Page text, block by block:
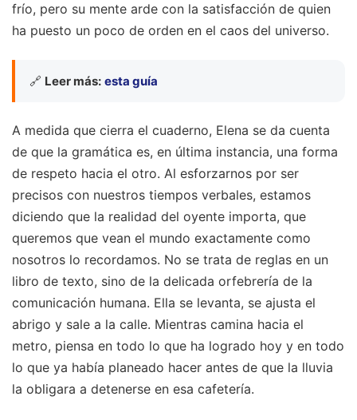
frío, pero su mente arde con la satisfacción de quien
ha puesto un poco de orden en el caos del universo.
🔗 Leer más: esta guía
A medida que cierra el cuaderno, Elena se da cuenta
de que la gramática es, en última instancia, una forma
de respeto hacia el otro. Al esforzarnos por ser
precisos con nuestros tiempos verbales, estamos
diciendo que la realidad del oyente importa, que
queremos que vean el mundo exactamente como
nosotros lo recordamos. No se trata de reglas en un
libro de texto, sino de la delicada orfebrería de la
comunicación humana. Ella se levanta, se ajusta el
abrigo y sale a la calle. Mientras camina hacia el
metro, piensa en todo lo que ha logrado hoy y en todo
lo que ya había planeado hacer antes de que la lluvia
la obligara a detenerse en esa cafetería.